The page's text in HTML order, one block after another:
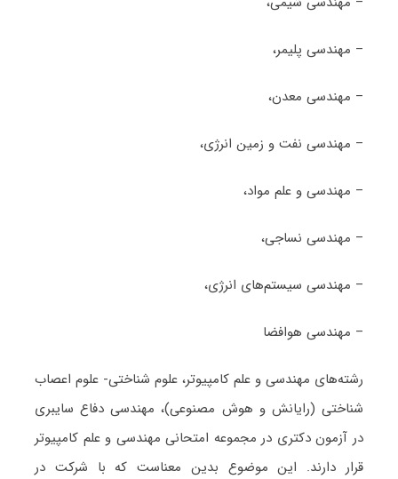
– مهندسی پلیمر،
– مهندسی معدن،
– مهندسی نفت و زمین انرژی،
– مهندسی و علم مواد،
– مهندسی نساجی،
– مهندسی سیستم‌های انرژی،
– مهندسی هوافضا
رشته‌های مهندسی و علم کامپیوتر، علوم شناختی- علوم اعصاب
شناختی (رایانش و هوش مصنوعی)، مهندسی دفاع سایبری
در آزمون دکتری در مجموعه امتحانی مهندسی و علم کامپیوتر
قرار دارند. این موضوع بدین معناست که با شرکت در